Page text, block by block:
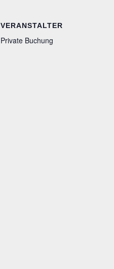
VERANSTALTER
Private Buchung